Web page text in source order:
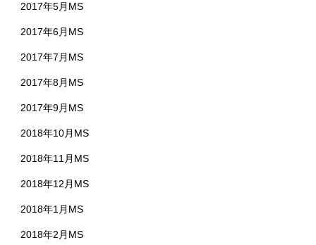
2017年5月MS
2017年6月MS
2017年7月MS
2017年8月MS
2017年9月MS
2018年10月MS
2018年11月MS
2018年12月MS
2018年1月MS
2018年2月MS